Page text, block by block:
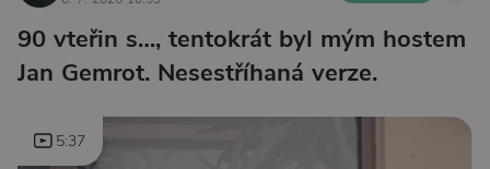
90 vteřin s…, tentokrát byl mým hostem
Jan Gemrot. Nesestříhaná verze.
5:37